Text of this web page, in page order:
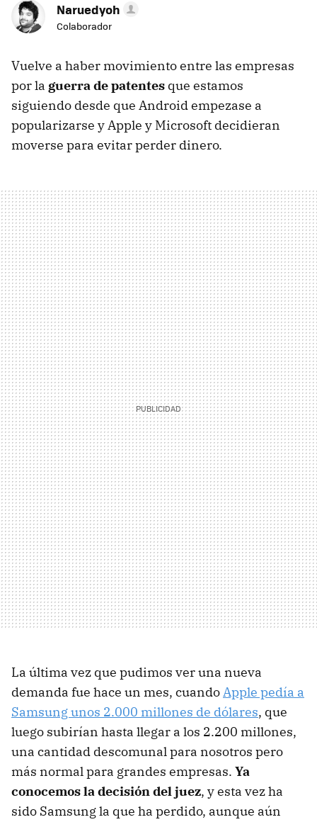
Naruedyoh
Colaborador
Vuelve a haber movimiento entre las empresas
por la guerra de patentes que estamos
siguiendo desde que Android empezase a
popularizarse y Apple y Microsoft decidieran
moverse para evitar perder dinero.
La última vez que pudimos ver una nueva
demanda fue hace un mes, cuandoApple pedía a
Samsung unos 2.000 millones de dólares, que
luego subirían hasta llegar a los 2.200 millones,
una cantidad descomunal para nosotros pero
más normal para grandes empresas. Ya
conocemos la decisión del juez, y esta vez ha
sido Samsung la que ha perdido, aunque aún